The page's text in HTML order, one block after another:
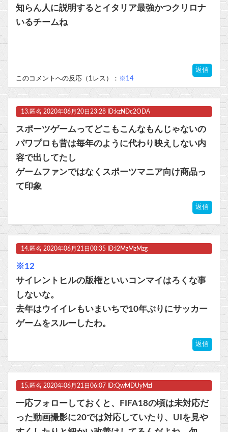
知らん人に説明するとイタリア最強かつクリロナ
いるチームね
返信
このコメントへの反応（1レス）： ※14
13. 匿名 2020年06月20日23:28 ID:kzNDc2ODA
スポーツゲームってどこもこんなもんじゃないの
パワプロも昔は毎年のように代わり映えしない内
容で出してたし
ゲームファンではなくスポーツマニア向け商品っ
て印象
返信
14. 匿名 2020年06月21日00:35 ID:I2MzMzMzg
※12
サイレントヒルの版権といいコンマイはろくな事
しないな。
去年はウイイレもいまいちで10年ぶりにサッカー
ゲームをスルーしたわ。
返信
15. 匿名 2020年06月21日06:07 ID:QwMDUyMzI
一応フォローしておくと、FIFA18の頃は未対応だ
った動画撮影に20では対応していたり、UIを見や